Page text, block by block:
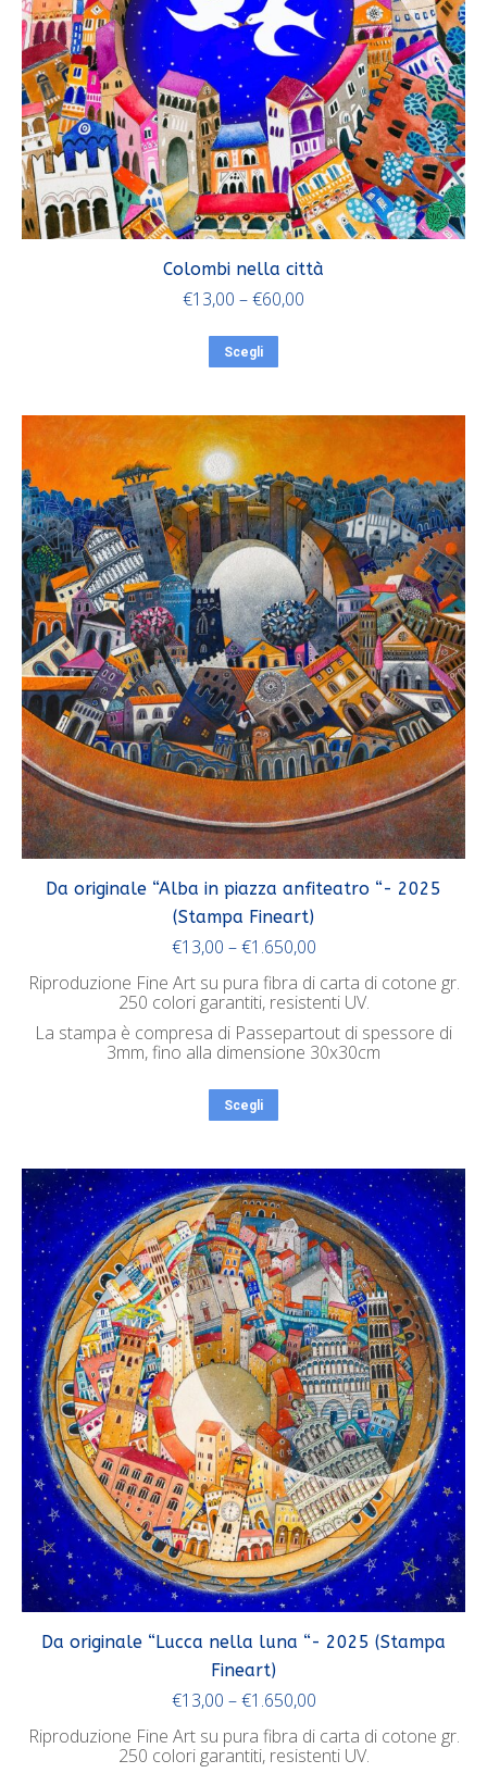
Colombi nella città
€13,00 –€60,00
Scegli
Da originale “Alba in piazza anfiteatro “- 2025
(Stampa Fineart)
€13,00 –€1.650,00
Riproduzione Fine Art su pura fibra di carta di cotone gr.
250 colori garantiti, resistenti UV.
La stampa è compresa di Passepartout di spessore di
3mm, fino alla dimensione 30x30cm
Scegli
Da originale “Lucca nella luna “- 2025 (Stampa
Fineart)
€13,00 –€1.650,00
Riproduzione Fine Art su pura fibra di carta di cotone gr.
250 colori garantiti, resistenti UV.